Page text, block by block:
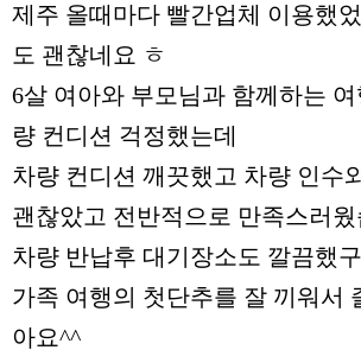
제주 올때마다 빨간업체 이용했
도 괜찮네요 ㅎ
6살 여아와 부모님과 함께하는
량 컨디션 걱정했는데
차량 컨디션 깨끗했고 차량 인수
괜찮았고 전반적으로 만족스러
차량 반납후 대기장소도 깔끔했
가족 여행의 첫단추를 잘 끼워서
아요^^